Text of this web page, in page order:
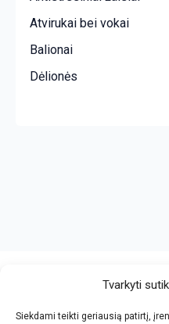
Tvarkyti
Siekdami teikti geriausią patirtį,
Atvirukai bei vokai
Balionai
Dėlionės